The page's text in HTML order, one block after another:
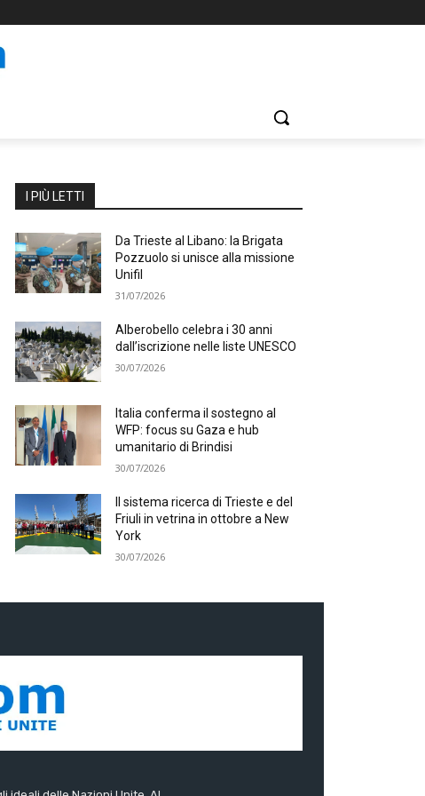
I PIÙ LETTI
Da Trieste al Libano: la Brigata
Pozzuolo si unisce alla missione
Unifil
31/07/2026
Alberobello celebra i 30 anni
dall’iscrizione nelle liste UNESCO
30/07/2026
Italia conferma il sostegno al
WFP: focus su Gaza e hub
umanitario di Brindisi
30/07/2026
Il sistema ricerca di Trieste e del
Friuli in vetrina in ottobre a New
York
30/07/2026